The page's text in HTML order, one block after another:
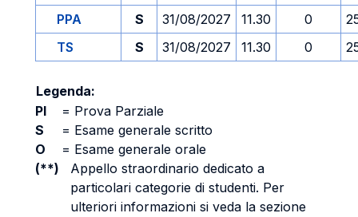
PPA
S 31/08/2027 11.30 0
TS
S 31/08/2027 11.30 0
Legenda:
PI
= Prova Parziale
S
= Esame generale scritto
O
= Esame generale orale
(**)
Appello straordinario dedicato a
particolari categorie di studenti. Per
ulteriori informazioni si veda la sezione